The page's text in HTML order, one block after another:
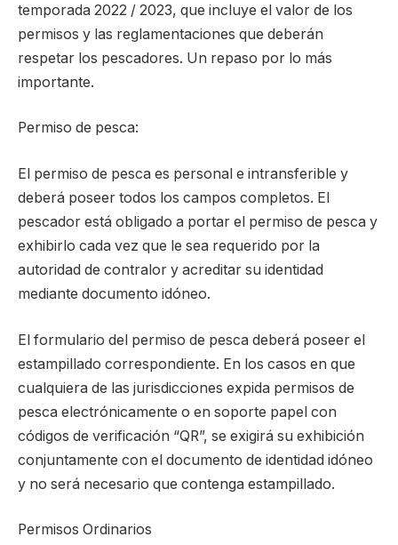
temporada 2022 / 2023, que incluye el valor de los
permisos y las reglamentaciones que deberán
respetar los pescadores. Un repaso por lo más
importante.
Permiso de pesca:
El permiso de pesca es personal e intransferible y
deberá poseer todos los campos completos. El
pescador está obligado a portar el permiso de pesca y
exhibirlo cada vez que le sea requerido por la
autoridad de contralor y acreditar su identidad
mediante documento idóneo.
El formulario del permiso de pesca deberá poseer el
estampillado correspondiente. En los casos en que
cualquiera de las jurisdicciones expida permisos de
pesca electrónicamente o en soporte papel con
códigos de verificación “QR”, se exigirá su exhibición
conjuntamente con el documento de identidad idóneo
y no será necesario que contenga estampillado.
Permisos Ordinarios